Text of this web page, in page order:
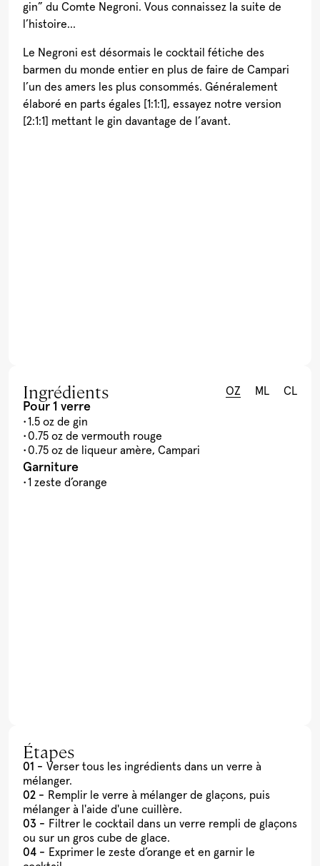
gin” du Comte Negroni. Vous connaissez la suite de
l’histoire…
Le Negroni est désormais le cocktail fétiche des
barmen du monde entier en plus de faire de Campari
l’un des amers les plus consommés. Généralement
élaboré en parts égales [1:1:1], essayez notre version
[2:1:1] mettant le gin davantage de l’avant.
Ingrédients OZ ML CL
Pour 1 verre
1.5 oz de gin
0.75 oz de vermouth rouge
0.75 oz de liqueur amère, Campari
Garniture
1 zeste d’orange
Étapes
Verser tous les ingrédients dans un verre à
mélanger.
Remplir le verre à mélanger de glaçons, puis
mélanger à l'aide d'une cuillère.
Filtrer le cocktail dans un verre rempli de glaçons
ou sur un gros cube de glace.
Exprimer le zeste d’orange et en garnir le